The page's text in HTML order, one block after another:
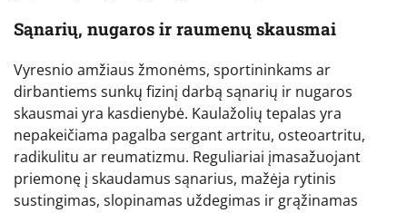
Sąnarių, nugaros ir raumenų skausmai
Vyresnio amžiaus žmonėms, sportininkams ar
dirbantiems sunkų fizinį darbą sąnarių ir nugaros
skausmai yra kasdienybė. Kaulažolių tepalas yra
nepakeičiama pagalba sergant artritu, osteoartritu,
radikulitu ar reumatizmu. Reguliariai įmasažuojant
priemonę į skaudamus sąnarius, mažėja rytinis
sustingimas, slopinamas uždegimas ir grąžinamas